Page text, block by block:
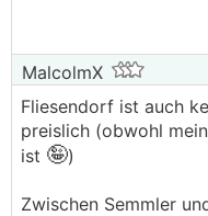
Natürlich schnell
dafür bei
MalcolmX
Fliesendorf ist auch
preislich (obwohl
ist 🤪)
Zwischen Semmler